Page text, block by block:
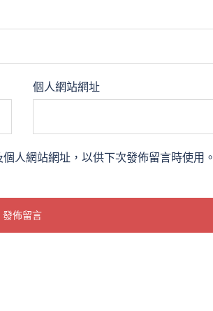
個人網站網址
人網站網址，以供下次發佈留言時使用。